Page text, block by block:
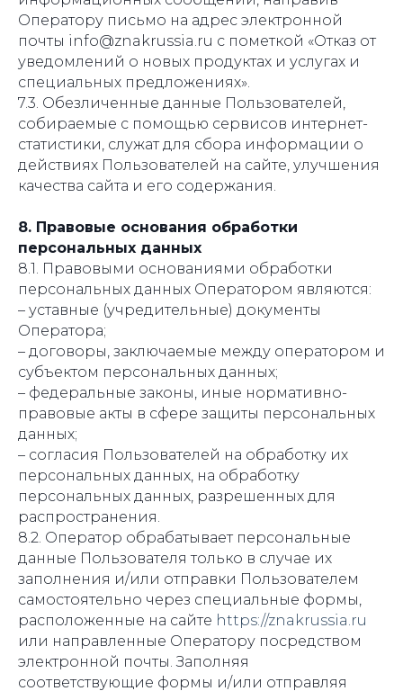
Оператору письмо на адрес электронной
почты info@znakrussia.ru с пометкой «Отказ от
уведомлений о новых продуктах и услугах и
специальных предложениях».
7.3. Обезличенные данные Пользователей,
собираемые с помощью сервисов интернет-
статистики, служат для сбора информации о
действиях Пользователей на сайте, улучшения
качества сайта и его содержания.
8. Правовые основания обработки
персональных данных
8.1. Правовыми основаниями обработки
персональных данных Оператором являются:
– уставные (учредительные) документы
Оператора;
– договоры, заключаемые между оператором и
субъектом персональных данных;
– федеральные законы, иные нормативно-
правовые акты в сфере защиты персональных
данных;
– согласия Пользователей на обработку их
персональных данных, на обработку
персональных данных, разрешенных для
распространения.
8.2. Оператор обрабатывает персональные
данные Пользователя только в случае их
заполнения и/или отправки Пользователем
самостоятельно через специальные формы,
расположенные на сайте https://znakrussia.ru
или направленные Оператору посредством
электронной почты. Заполняя
соответствующие формы и/или отправляя